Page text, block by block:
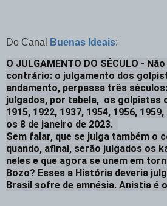
Do Canal Buenas Ideais:
O JULGAMENTO DO SÉCULO -
contrário: o julgamento dos
andamento, perpassa três
julgados, por tabela,  os golpistas
1915, 1922, 1937, 1954, 1956,
os 8 de janeiro de 2023.
Sem falar, que se julga também o
quando, afinal, serão julgados os
neles e que agora se unem em
Bozo? Esses a História deveria
Brasil sofre de amnésia. Anistia é